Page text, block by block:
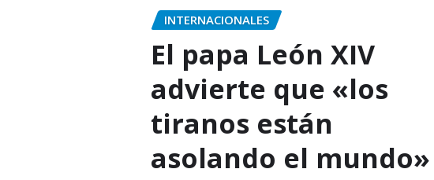
INTERNACIONALES
El papa León XIV
advierte que «los
tiranos están
asolando el mundo»